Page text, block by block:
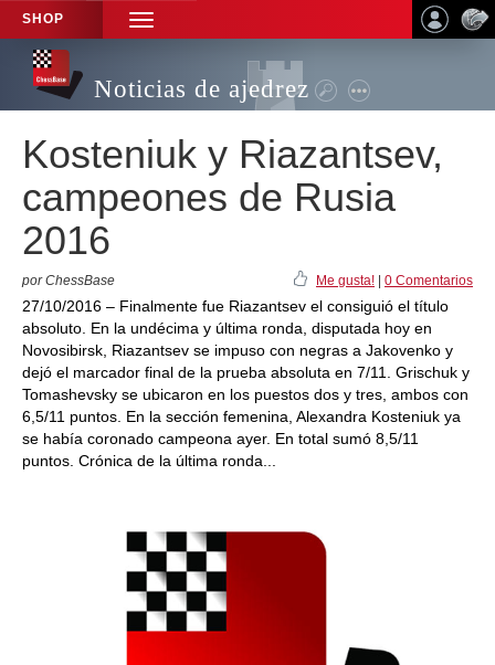
SHOP
TOGGLE
NAVIGATION
Noticias de ajedrez
Kosteniuk y Riazantsev,
campeones de Rusia
2016
por ChessBase Me gusta! 0 Comentarios
27/10/2016 – Finalmente fue Riazantsev el consiguió el título
absoluto. En la undécima y última ronda, disputada hoy en
Novosibirsk, Riazantsev se impuso con negras a Jakovenko y
dejó el marcador final de la prueba absoluta en 7/11. Grischuk y
Tomashevsky se ubicaron en los puestos dos y tres, ambos con
6,5/11 puntos. En la sección femenina, Alexandra Kosteniuk ya
se había coronado campeona ayer. En total sumó 8,5/11
puntos. Crónica de la última ronda...